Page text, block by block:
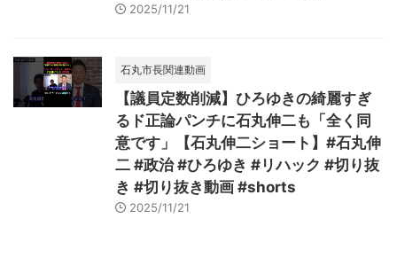
2025/11/21
石丸市長関連動画
【議員定数削減】ひろゆきの綺麗すぎ
るド正論パンチに石丸伸二も「全く同
意です」【石丸伸二ショート】#石丸伸
二 #政治 #ひろゆき #リハック #切り抜
き #切り抜き動画 #shorts
2025/11/21